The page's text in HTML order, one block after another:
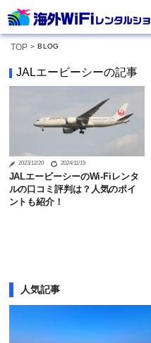
TOP BLOG
JALエービーシーの記事
2023/12/20 2024/11/19
JALエービーシーのWi-Fiレンタ
ルの口コミ評判は？人気のポイ
ントも紹介！
人気記事